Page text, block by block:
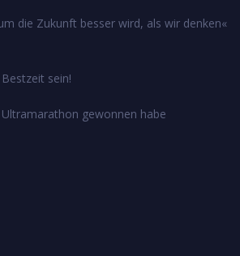
die Zukunft besser wird, als wir denken«
sein!
gewonnen habe